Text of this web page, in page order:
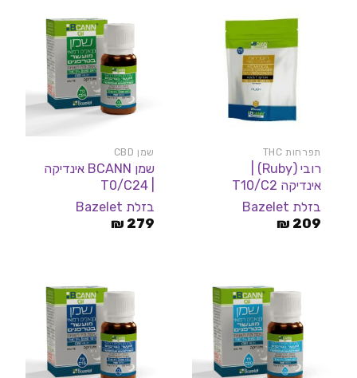
תפרחות THC
רובי (Ruby) |
אינדיקה T10/C2
בזלת Bazelet
209
₪
שמן CBD
שמן BCANN אינדיקה
| T0/C24
בזלת Bazelet
279
₪